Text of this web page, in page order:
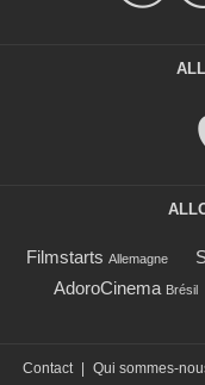
Filmstarts Allemagne
AdoroCinema Brésil
Contact | Qui sommes-